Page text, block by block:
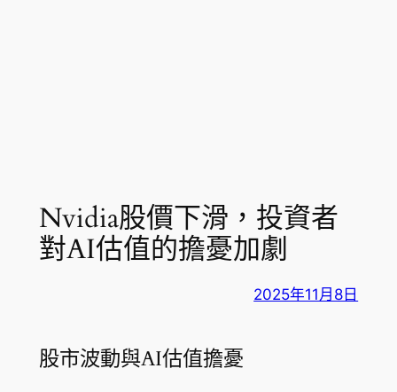
Nvidia股價下滑，投資者
對AI估值的擔憂加劇
2025年11月8日
股市波動與AI估值擔憂